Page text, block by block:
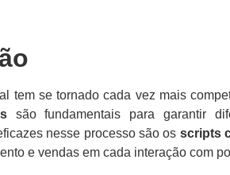
tem se tornado cada vez mais
são fundamentais para garantir
nesse processo são os scripts
e vendas em cada interação com